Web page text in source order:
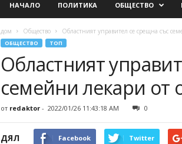
НАЧАЛО ПОЛИТИКА ОБЩЕСТВО
дом Общество Областният управител се срещна със
ОБЩЕСТВО ТОП
Областният
семейни лекари
от redaktor- 2022/01/26 11:43:18 AM 0
ДЯЛ Facebook Twitter